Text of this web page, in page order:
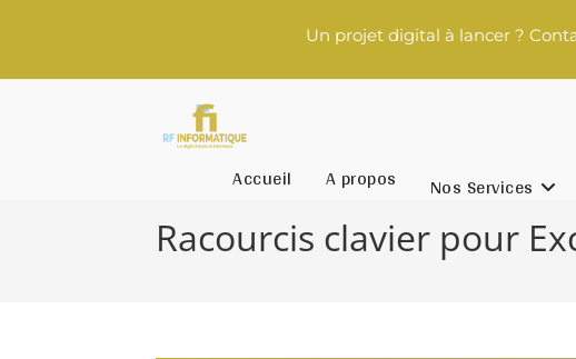
Un projet digital à lancer ? Contactez
Accueil A propos Nos Services
Racourcis clavier pour